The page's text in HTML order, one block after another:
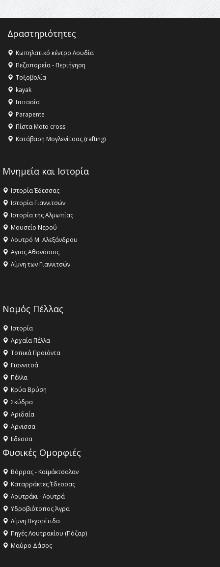
16:35 -Το πρόγραμμα του ΠΑΟΚ στον δεύτερο γύρο του
16:27 - Όλυμπος: Εντάχθηκε στον Κατάλογο Παγκόσμιας
Κληρονομιάς της UNESCO – Ομόφωνη η απόφαση Ο
Όλυμπος αναγνωρίστηκε ως φυσικό και πολιτιστικό
αγαθό εξέχουσας οικουμενικής αξίας για την
ανθρωπότητα
16:18 -
ΣΤΗΝ ΕΔΕΣΣΑ
Δραστηριότητες
Κωπηλατικό κέντρο Λουδία
Πεζοπορεία - Περιήγηση
Τοξοβολία
kayak
Ιππασία
Parapente
Πίστα Moto cross
Κατάβαση Μογλενίτσας (rafting)
Μνημεία και Ιστορία
Ιστορία Έδεσσας
Ιστορία Γιαννιτσών
Ιστορία της Αλμωπίας
Μουσείο Νερού
Λουτρό Μ. Αλεξάνδρου
Αγιος Αθανάσιος
Λίμνη των Γιαννιτσών
Νομός Πέλλας
Ιστορία
Αρχαία Πέλλα
Τοπικά Προϊόντα
Γιαννιτσά
Πέλλα
Κρύα Βρύση
Σκύδρα
Αριδαία
Aρνισσα
Eδεσσα
Φυσικές Ομορφιές
Βόρρας - Καϊμάκτσαλαν
Καταρράκτες Έδεσσας
Λουτράκι - Λουτρά
Υδροβιότοπος Άγρα
Λίμνη Βεγορίτιδα
Πηγές Λουτρακίου (Πόζαρ)
Μαύρο Δάσος